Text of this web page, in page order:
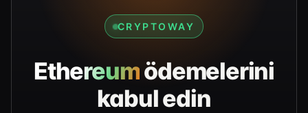
CRYPTOWAY
Ethereumödemelerini
kabul edin